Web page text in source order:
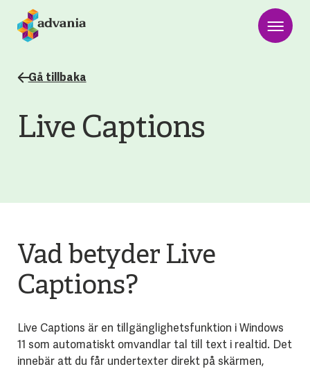
Gå tillbaka
Live Captions
Vad betyder Live
Captions?
Live Captions är en tillgänglighetsfunktion i Windows
11 som automatiskt omvandlar tal till text i realtid. Det
innebär att du får undertexter direkt på skärmen,